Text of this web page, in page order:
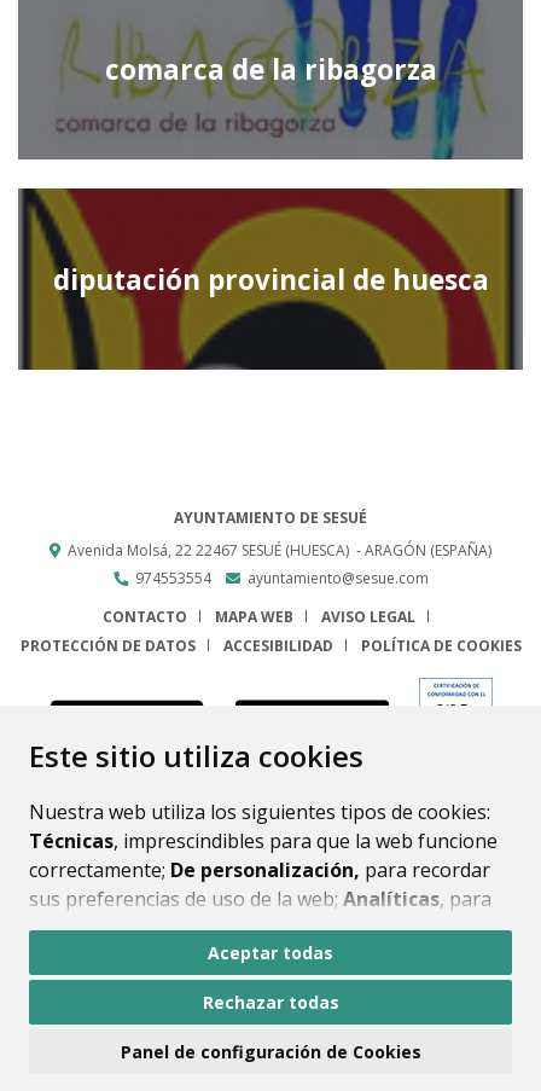
Este sitio utiliza cookies
Nuestra web utiliza los siguientes tipos de cookies:
Técnicas, imprescindibles para que la web funcione
correctamente; De personalización, para recordar
sus preferencias de uso de la web; Analíticas, para
mejorar el funcionamiento de la web y sus servicios.
Si acepta pulsando el botón“Aceptar todas”
consideramos que acepta su uso. Si pulsa el botón
ninguna acción, se guardarán las cookies técnicas
Aceptar todas
Rechazar todas
Panel de configuración de Cookies
comarca de la ribagorza
diputación provincial de huesca
AYUNTAMIENTO DE SESUÉ
Avenida Molsá, 2222467 SESUÉ (HUESCA) - ARAGÓN (ESPAÑA)
974553554
ayuntamiento@sesue.com
CONTACTO
MAPA WEB
AVISO LEGAL
PROTECCIÓN DE DATOS
ACCESIBILIDAD POLÍTICA DE COOKIES